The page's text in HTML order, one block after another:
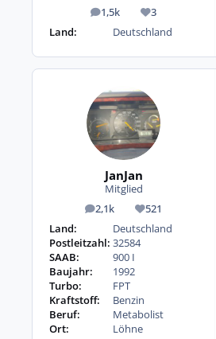
1,5k
Beiträge 3
Reputation
Land:
Deutschland
JanJan
Mitglied
2,1k
Beiträge 521
Reputation
Land:
Deutschland
Postleitzahl: 32584
SAAB:
900 I
Baujahr:
1992
Turbo:
FPT
Kraftstoff:
Benzin
Beruf:
Metabolist
Ort:
Löhne